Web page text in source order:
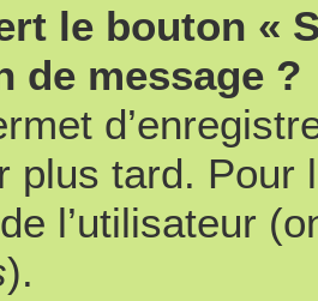
le bouton «
de message ?
plus tard. Pour
l’utilisateur
).